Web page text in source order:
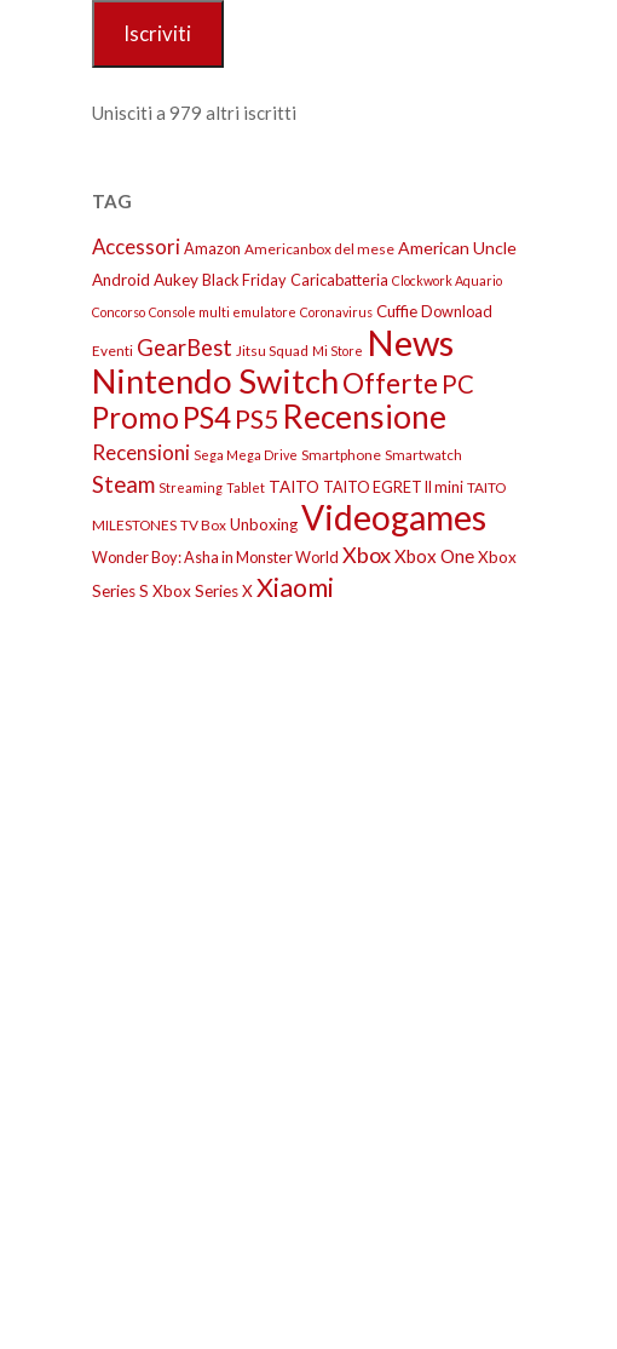
Iscriviti
Unisciti a 979 altri iscritti
TAG
AccessoriAmazon Americanbox del mese American Uncle
Android AukeyBlack FridayCaricabatteria Clockwork Aquario
Concorso Console multi emulatore Coronavirus CuffieDownload
Eventi GearBest Jitsu Squad Mi Store News
Nintendo SwitchOfferte PC
Promo PS4PS5 Recensione
Recensioni Sega Mega Drive Smartphone Smartwatch
Steam Streaming Tablet TAITO TAITO EGRET II mini TAITO
MILESTONES TV Box UnboxingVideogames
Wonder Boy: Asha in Monster World XboxXbox OneXbox
Series S Xbox Series XXiaomi